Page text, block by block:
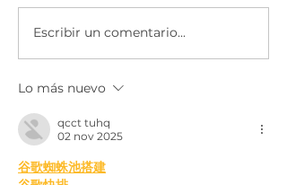
HP Life desafía a los
jóvenes en 3 ciudades
Escribir un comentario...
Lo más nuevo
qcct tuhq
02 nov 2025
谷歌蜘蛛池搭建